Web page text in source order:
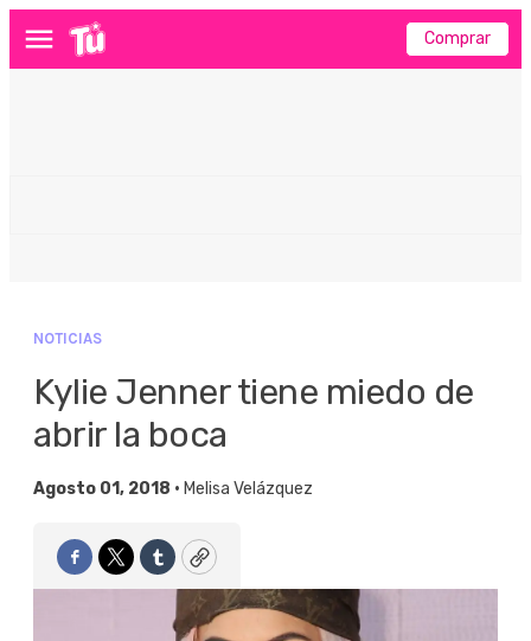
Menú Comprar
NOTICIAS
Kylie Jenner tiene miedo de
abrir la boca
Agosto 01, 2018 • Melisa Velázquez
Facebook
TwitterTumblrCopy